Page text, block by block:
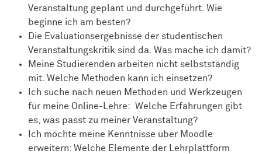
Veranstaltung geplant und durchgeführt. Wie
beginne ich am besten?
Die Evaluationsergebnisse der studentischen
Veranstaltungskritik sind da. Was mache ich damit?
Meine Studierenden arbeiten nicht selbstständig
mit. Welche Methoden kann ich einsetzen?
Ich suche nach neuen Methoden und Werkzeugen
für meine Online-Lehre: Welche Erfahrungen gibt
es, was passt zu meiner Veranstaltung?
Ich möchte meine Kenntnisse über Moodle
erweitern: Welche Elemente der Lehrplattform